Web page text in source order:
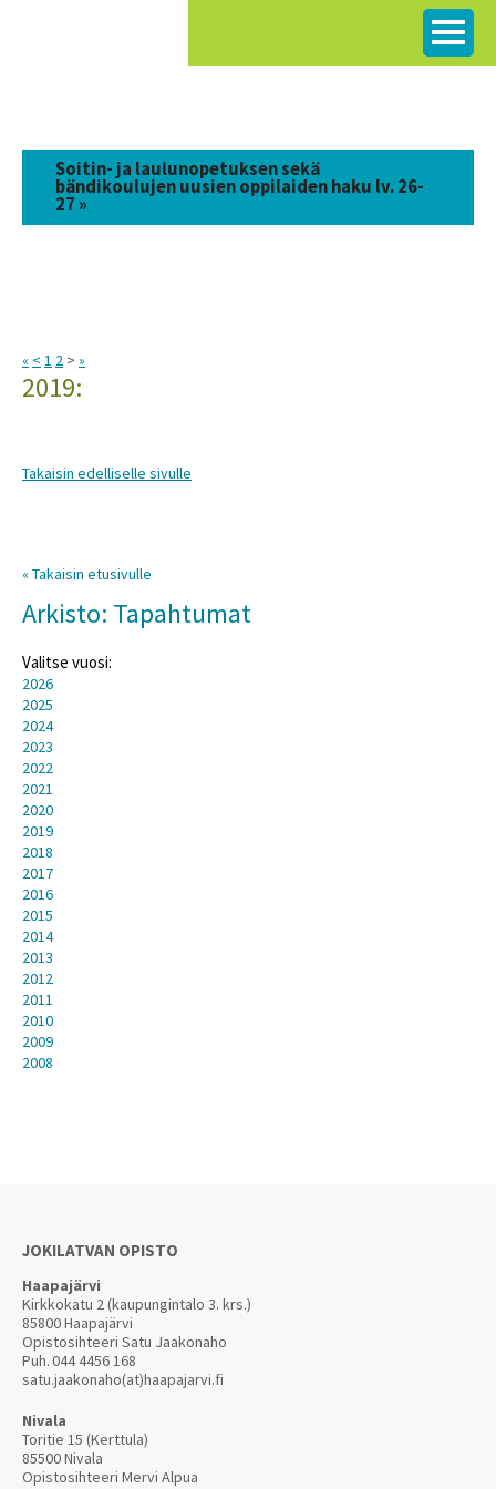
Soitin- ja laulunopetuksen sekä
bändikoulujen uusien oppilaiden haku lv. 26-
27 »
« < 1 2 > »
2019:
Takaisin edelliselle sivulle
« Takaisin etusivulle
Arkisto: Tapahtumat
Valitse vuosi:
2026
2025
2024
2023
2022
2021
2020
2019
2018
2017
2016
2015
2014
2013
2012
2011
2010
2009
2008
JOKILATVAN OPISTO
Haapajärvi
Kirkkokatu 2 (kaupungintalo 3. krs.)
85800 Haapajärvi
Opistosihteeri Satu Jaakonaho
Puh.044 4456 168
satu.jaakonaho(at)haapajarvi.fi
Nivala
Toritie 15 (Kerttula)
85500 Nivala
Opistosihteeri Mervi Alpua